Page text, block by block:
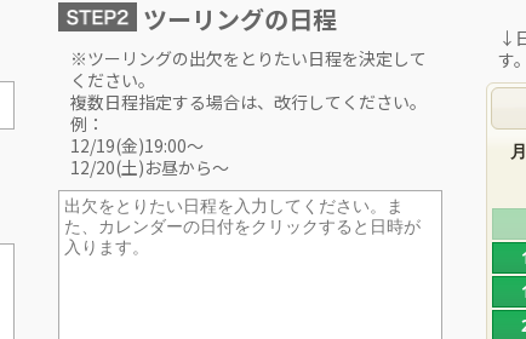
ツーリングの日程
※ツーリングの出欠をとりたい日程を決定して
ください。
複数日程指定する場合は、改行してください。
例：
12/19(金)19:00〜
12/20(土)お昼から〜
↓
す